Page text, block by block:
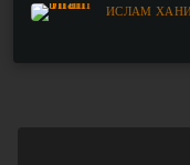
ИСЛАМ